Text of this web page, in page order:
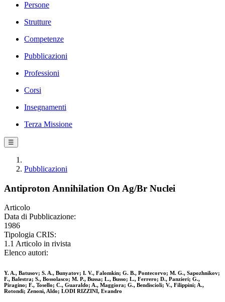
Persone
Strutture
Competenze
Pubblicazioni
Professioni
Corsi
Insegnamenti
Terza Missione
☰
Pubblicazioni
Antiproton Annihilation On Ag/Br Nuclei
Articolo
Data di Pubblicazione:
1986
Tipologia CRIS:
1.1 Articolo in rivista
Elenco autori:
Y. A., Batusov; S. A., Bunyatov; I. V., Falomkin; G. B., Pontecorvo; M. G., Sapozhnikov;
F., Balestra; S., Bossolasco; M. P., Bussa; L., Busso; L., Ferrero; D., Panzieri; G.,
Piragino; F., Tosello; C., Guaraldo; A., Maggiora; G., Bendiscioli; V., Filippini; A.,
Rotondi; Zenoni, Aldo; LODI RIZZINI, Evandro